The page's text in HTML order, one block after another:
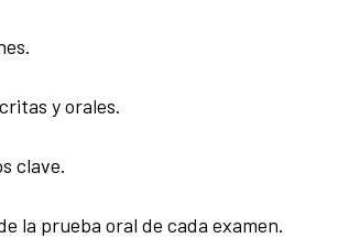
y orales.
clave.
la prueba oral de cada examen.